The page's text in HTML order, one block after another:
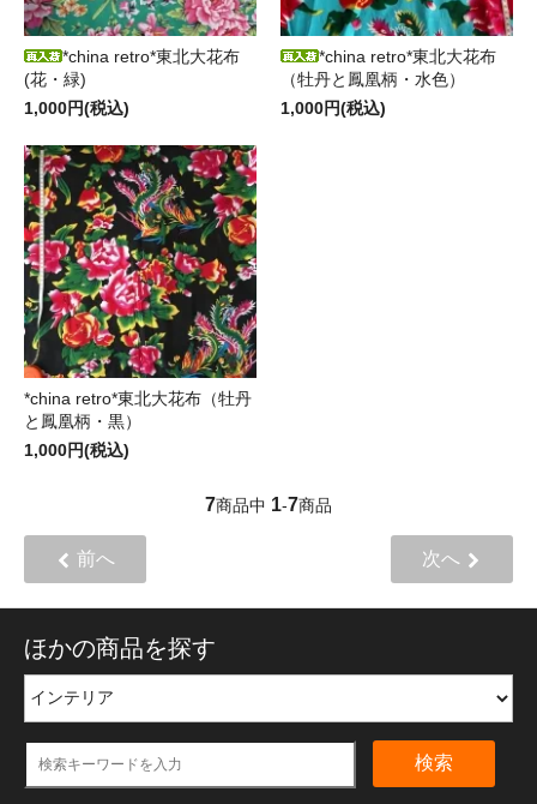
*china retro*東北大花布
(花・緑)
1,000円(税込)
*china retro*東北大花布
（牡丹と鳳凰柄・水色）
1,000円(税込)
*china retro*東北大花布（牡丹
と鳳凰柄・黒）
1,000円(税込)
7商品中 1-7商品
前へ 次へ
ほかの商品を探す
検索